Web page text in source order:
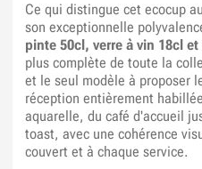
Ce qui distingue cet ecocup
son exceptionnelle
pinte 50cl, verre à vin 18cl
plus complète de toute la
et le seul modèle à proposer
réception entièrement
aquarelle, du café d'accueil
toast, avec une cohérence
couvert et à chaque service.